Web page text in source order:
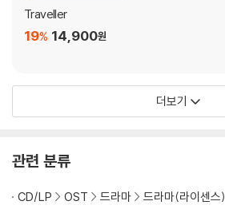
Traveller
14,900원
19%
더보기
관련 분류
CD/LP OST 드라마 드라마(라이센스)